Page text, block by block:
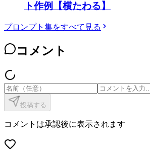
ト作例【横たわる】
プロンプト集をすべて見る
コメント
投稿する
コメントは承認後に表示されます